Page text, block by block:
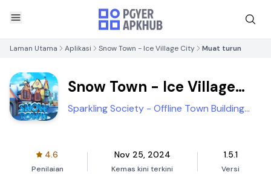
Laman Utama Aplikasi Snow Town - Ice Village City Muat turun
Snow Town - Ice Village
City
Sparkling Society - Offline Town Building
4.6
Penilaian
Nov 25, 2024
Kemas kini terkini
1.5.1
Versi